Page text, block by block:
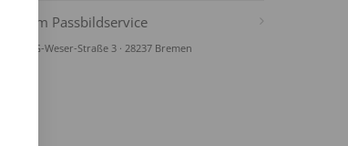
dm Passbildservice
AG-Weser-Straße 3 · 28237 Bremen